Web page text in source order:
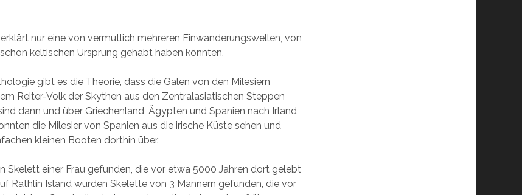
nur eine von vermutlich mehreren Einwanderungswellen, von
keltischen Ursprung gehabt haben könnten.
gibt es die Theorie, dass die Gälen von den Milesiern
Reiter-Volk der Skythen aus den Zentralasiatischen Steppen
dann und über Griechenland, Ägypten und Spanien nach Irland
die Milesier von Spanien aus die irische Küste sehen und
kleinen Booten dorthin über.
Skelett einer Frau gefunden, die vor etwa 5000 Jahren dort gelebt
Rathlin Island wurden Skelette von 3 Männern gefunden, die vor